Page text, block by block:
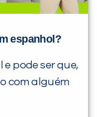
espanhol?
e pode ser que,
com alguém